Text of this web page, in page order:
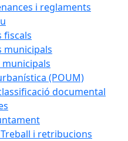
i reglaments
fiscals
municipals
municipals
(POUM)
documental
i retribucions